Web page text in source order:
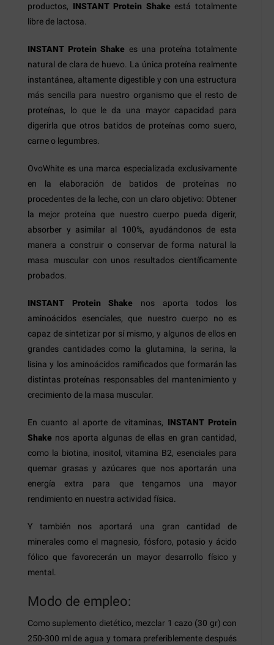
productos, INSTANT Protein Shake está totalmente
libre de lactosa.
INSTANT Protein Shake es una proteína totalmente
natural de clara de huevo. La única proteína realmente
instantánea, altamente digestible y con una estructura
más sencilla para nuestro organismo que el resto de
proteínas, lo que le da una mayor capacidad para
digerirla que otros batidos de proteínas como suero,
carne o legumbres.
OvoWhite es una marca especializada exclusivamente
en la elaboración de batidos de proteínas no
procedentes de la leche, con un claro objetivo: Obtener
la mejor proteína que nuestro cuerpo pueda digerir,
absorber y asimilar al 100%, ayudándonos de esta
manera a construir o conservar de forma natural la
masa muscular con unos resultados científicamente
probados.
INSTANT Protein Shake nos aporta todos los
aminoácidos esenciales, que nuestro cuerpo no es
capaz de sintetizar por sí mismo, y algunos de ellos en
grandes cantidades como la glutamina, la serina, la
lisina y los aminoácidos ramificados que formarán las
distintas proteínas responsables del mantenimiento y
crecimiento de la masa muscular.
En cuanto al aporte de vitaminas, INSTANT Protein
Shake nos aporta algunas de ellas en gran cantidad,
como la biotina, inositol, vitamina B2, esenciales para
quemar grasas y azúcares que nos aportarán una
energía extra para que tengamos una mayor
rendimiento en nuestra actividad física.
Y también nos aportará una gran cantidad de
minerales como el magnesio, fósforo, potasio y ácido
fólico que favorecerán un mayor desarrollo físico y
mental.
Modo de empleo:
Como suplemento dietético, mezclar 1 cazo (30 gr) con
250-300 ml de agua y tomara preferiblemente después